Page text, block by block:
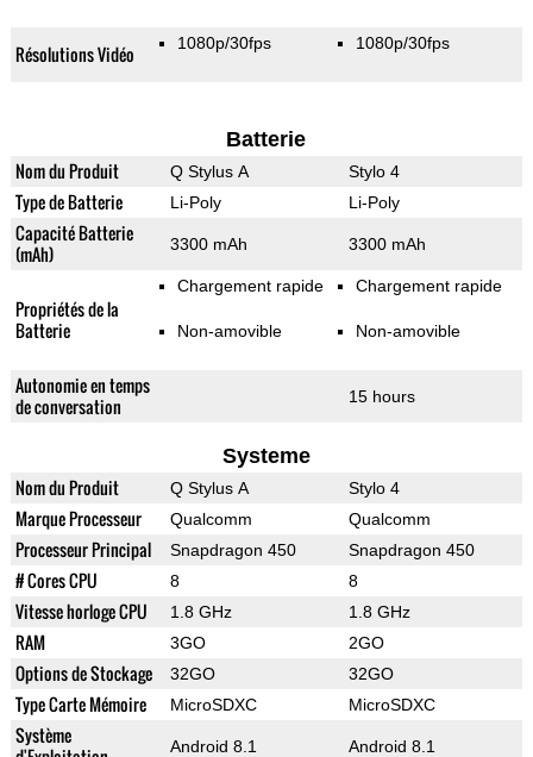
Résolutions Vidéo 1080p/30fps 1080p/30fps
Batterie
Nom du Produit Q Stylus A Stylo 4
Type de Batterie Li-Poly Li-Poly
Capacité Batterie
(mAh)
3300 mAh 3300 mAh
Propriétés de la
Batterie
Chargement rapide
Non-amovible
Chargement rapide
Non-amovible
Autonomie en temps
de conversation
15 hours
Systeme
Nom du Produit Q Stylus A Stylo 4
Marque Processeur Qualcomm Qualcomm
Processeur Principal Snapdragon 450 Snapdragon 450
# Cores CPU 8 8
Vitesse horloge CPU 1.8 GHz 1.8 GHz
RAM 3GO 2GO
Options de Stockage 32GO 32GO
Type Carte Mémoire MicroSDXC MicroSDXC
Système
Android 8.1 Android 8.1